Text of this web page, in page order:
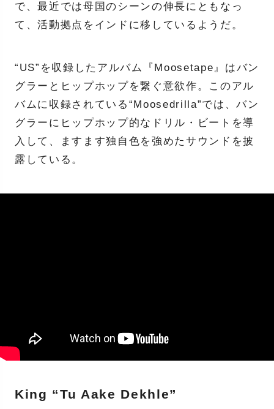
で、最近では母国のシーンの伸長にともなっ
て、活動拠点をインドに移しているようだ。
“US”を収録したアルバム『Moosetape』はバン
グラーとヒップホップを繋ぐ意欲作。このアル
バムに収録されている“Moosedrilla”では、バン
グラーにヒップホップ的なドリル・ビートを導
入して、ますます独自色を強めたサウンドを披
露している。
King “Tu Aake Dekhle”